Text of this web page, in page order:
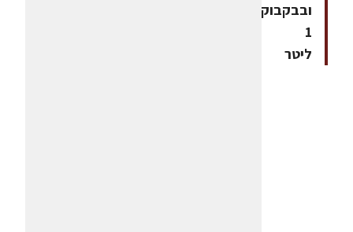
ובבקבוק
1
ליטר